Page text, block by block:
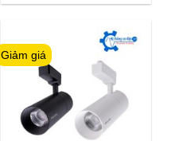
684,000 ₫.là:
Giảm giá